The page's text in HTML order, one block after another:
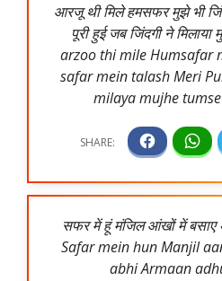
आरजू थी मिले हमसफर मुझे भी
पूरी हुई जब जिंदगी ने
arzoo thi mile Humsafar
safar mein talash Meri
milaya mujhe
सफर में हूं मंजिल आंखों में बसाए
Safar mein hun Manjil
abhi Armaan